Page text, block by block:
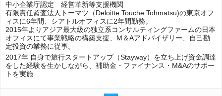
中小企業庁認定 経営革新等支援機関
有限責任監査法人トーマツ（Deloitte Touche Tohmatsu)の東京オフ
ィスに6年間、シアトルオフィスに2年間勤務。
2015年よりアジア最大級の独立系コンサルティングファームの日本
オフィスにて事業戦略の構築支援、M＆Aアドバイザリー、自己勘
定投資の業務に従事。
2017年 自身で旅行スタートアップ（Stayway）を立ち上げ資金調達
をした経験を生かしながら、補助金・ファイナンス・M&Aのサポー
トを実施